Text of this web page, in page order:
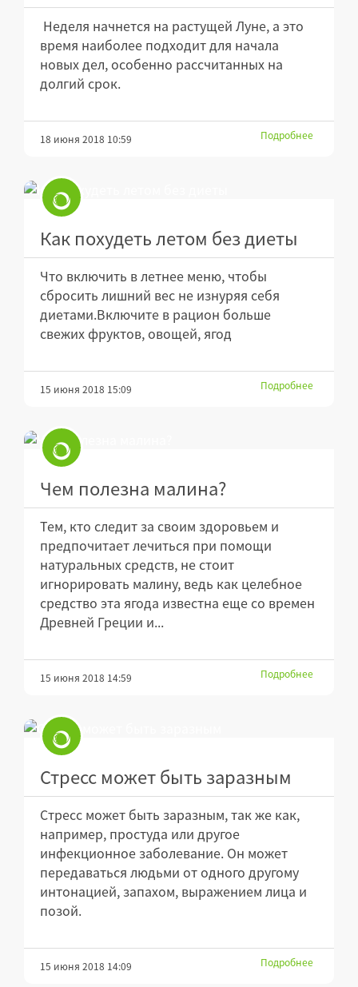
Неделя начнется на растущей Луне, а это
время наиболее подходит для начала
новых дел, особенно рассчитанных на
долгий срок.
18 июня 2018 10:59 Подробнее
Как похудеть летом без диеты
Что включить в летнее меню, чтобы
сбросить лишний вес не изнуряя себя
диетами.Включите в рацион больше
свежих фруктов, овощей, ягод
15 июня 2018 15:09 Подробнее
Чем полезна малина?
Тем, кто следит за своим здоровьем и
предпочитает лечиться при помощи
натуральных средств, не стоит
игнорировать малину, ведь как целебное
средство эта ягода известна еще со времен
Древней Греции и...
15 июня 2018 14:59 Подробнее
Стресс может быть заразным
Стресс может быть заразным, так же как,
например, простуда или другое
инфекционное заболевание. Он может
передаваться людьми от одного другому
интонацией, запахом, выражением лица и
позой.
15 июня 2018 14:09 Подробнее